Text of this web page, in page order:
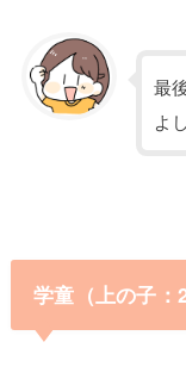
最
よ
学童（上の子：